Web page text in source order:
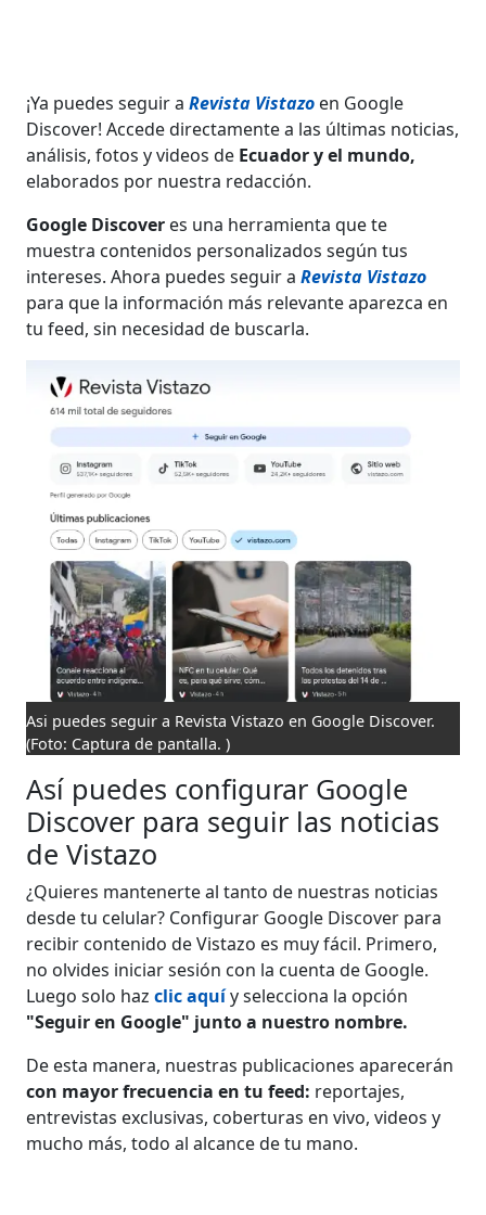
¡Ya puedes seguir aRevista Vistazo en Google
Discover! Accede directamente a las últimas noticias,
análisis, fotos y videos de Ecuador y el mundo,
elaborados por nuestra redacción.
Google Discover es una herramienta que te
muestra contenidos personalizados según tus
intereses. Ahora puedes seguir aRevista Vistazo
para que la información más relevante aparezca en
tu feed, sin necesidad de buscarla.
Asi puedes seguir a Revista Vistazo en Google Discover.
(Foto: Captura de pantalla. )
Así puedes configurar Google
Discover para seguir las noticias
de Vistazo
¿Quieres mantenerte al tanto de nuestras noticias
desde tu celular? Configurar Google Discover para
recibir contenido de Vistazo es muy fácil. Primero,
no olvides iniciar sesión con la cuenta de Google.
Luego solo hazclic aquíy selecciona la opción
"Seguir en Google" junto a nuestro nombre.
De esta manera, nuestras publicaciones aparecerán
con mayor frecuencia en tu feed: reportajes,
entrevistas exclusivas, coberturas en vivo, videos y
mucho más, todo al alcance de tu mano.